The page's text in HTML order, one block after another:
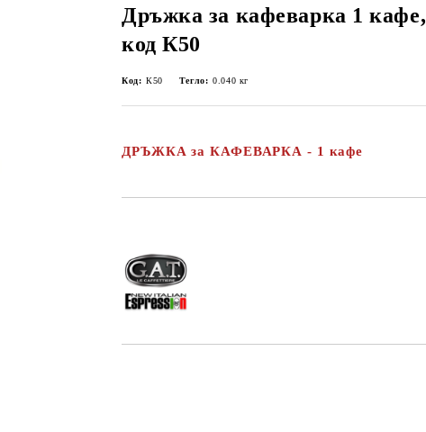
Дръжка за кафеварка 1 кафе,
код К50
Код: К50 Тегло: 0.040 кг
ДРЪЖКА за КАФЕВАРКА - 1 кафе